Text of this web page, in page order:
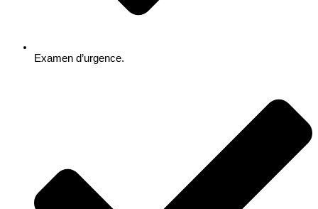
Examen d’urgence.